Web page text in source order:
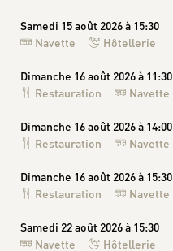
Samedi 15 août 2026 à 15:30
Navette
Hôtellerie
Dimanche 16 août 2026 à 11:30
Restauration
Navette
Dimanche 16 août 2026 à 14:00
Restauration
Navette
Dimanche 16 août 2026 à 15:30
Restauration
Navette
Samedi 22 août 2026 à 15:30
Navette
Hôtellerie